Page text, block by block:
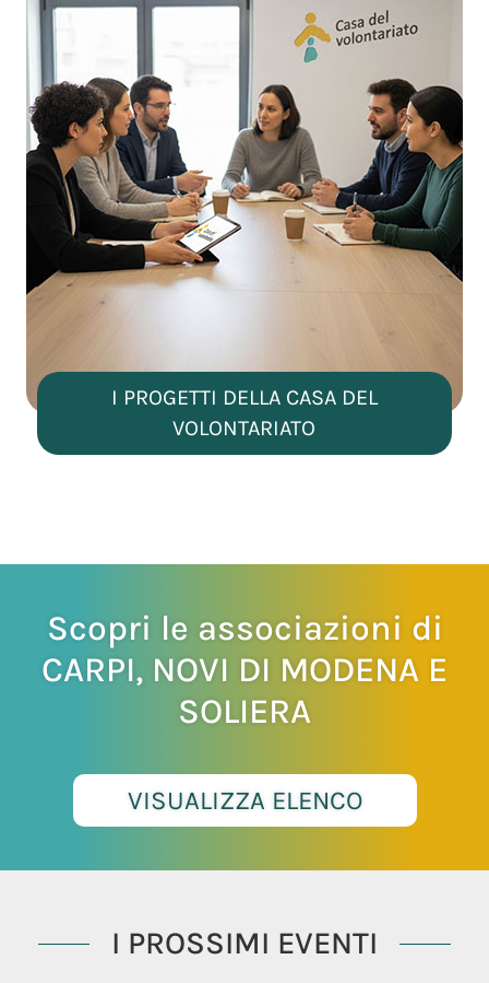
I PROGETTI DELLA CASA DEL
VOLONTARIATO
Scopri le associazioni di
CARPI, NOVI DI MODENA E
SOLIERA
VISUALIZZA ELENCO
I PROSSIMI EVENTI